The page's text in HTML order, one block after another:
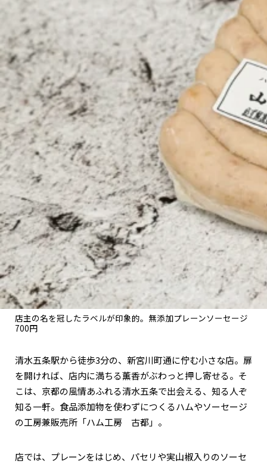
CULTURE
すべて
関西で開催。
おすすめの展覧会
おすすめの映画
誠光社で選びました。
おすすめの本
紹介します。
おすすめのイベント
店主の名を冠したラベルが印象的。無添加プレーンソーセージ
700円
清水五条駅から徒歩3分の、新宮川町通に佇む小さな店。扉
を開ければ、店内に満ちる薫香がぶわっと押し寄せる。そ
こは、京都の風情あふれる清水五条で出会える、知る人ぞ
知る一軒。食品添加物を使わずにつくるハムやソーセージ
の工房兼販売所「ハム工房 古都」。
店では、プレーンをはじめ、パセリや実山椒入りのソーセ